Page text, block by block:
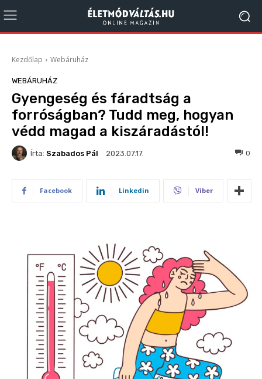
Kezdőlap Webáruház
WEBÁRUHÁZ
Gyengeség és fáradtság a
forróságban? Tudd meg, hogyan
védd magad a kiszáradástól!
Írta: Szabados Pál 2023.07.17. 0
Facebook Linkedin Viber